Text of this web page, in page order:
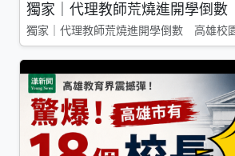
獨家｜代理教師荒燒進開學倒
獨家｜代理教師荒燒進開學倒數 高雄校